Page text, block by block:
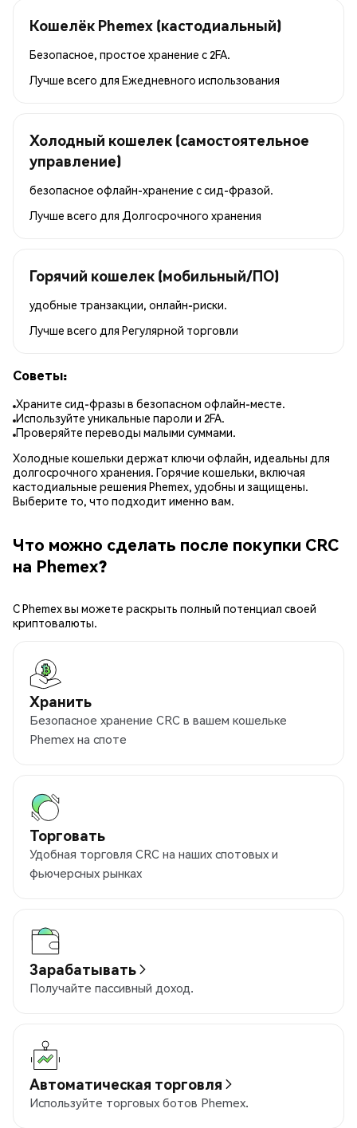
Кошелёк Phemex (кастодиальный)
Безопасное, простое хранение с 2FA.
Лучше всего для Ежедневного использования
Холодный кошелек (самостоятельное
управление)
безопасное офлайн-хранение с сид-фразой.
Лучше всего для Долгосрочного хранения
Горячий кошелек (мобильный/ПО)
удобные транзакции, онлайн-риски.
Лучше всего для Регулярной торговли
Советы:
Храните сид-фразы в безопасном офлайн-месте.
Используйте уникальные пароли и 2FA.
Проверяйте переводы малыми суммами.
Холодные кошельки держат ключи офлайн, идеальны для
долгосрочного хранения. Горячие кошельки, включая
кастодиальные решения Phemex, удобны и защищены.
Выберите то, что подходит именно вам.
Что можно сделать после покупки CRC
на Phemex?
С Phemex вы можете раскрыть полный потенциал своей
криптовалюты.
Хранить
Безопасное хранение CRC в вашем кошельке
Phemex на споте
Торговать
Удобная торговля CRC на наших спотовых и
фьючерсных рынках
Зарабатывать
Получайте пассивный доход.
Автоматическая торговля
Используйте торговых ботов Phemex.